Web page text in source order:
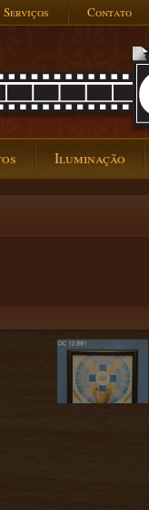
Serviços Contato
Iluminação